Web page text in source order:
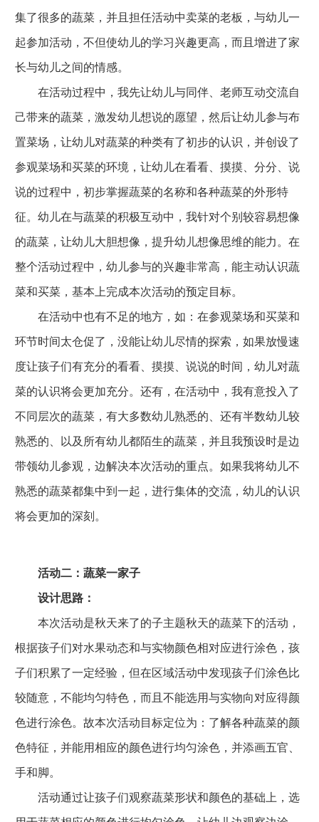
集了很多的蔬菜，并且担任活动中卖菜的老板，与幼儿一
起参加活动，不但使幼儿的学习兴趣更高，而且增进了家
长与幼儿之间的情感。
在活动过程中，我先让幼儿与同伴、老师互动交流自
己带来的蔬菜，激发幼儿想说的愿望，然后让幼儿参与布
置菜场，让幼儿对蔬菜的种类有了初步的认识，并创设了
参观菜场和买菜的环境，让幼儿在看看、摸摸、分分、说
说的过程中，初步掌握蔬菜的名称和各种蔬菜的外形特
征。幼儿在与蔬菜的积极互动中，我针对个别较容易想像
的蔬菜，让幼儿大胆想像，提升幼儿想像思维的能力。在
整个活动过程中，幼儿参与的兴趣非常高，能主动认识蔬
菜和买菜，基本上完成本次活动的预定目标。
在活动中也有不足的地方，如：在参观菜场和买菜和
环节时间太仓促了，没能让幼儿尽情的探索，如果放慢速
度让孩子们有充分的看看、摸摸、说说的时间，幼儿对蔬
菜的认识将会更加充分。还有，在活动中，我有意投入了
不同层次的蔬菜，有大多数幼儿熟悉的、还有半数幼儿较
熟悉的、以及所有幼儿都陌生的蔬菜，并且我预设时是边
带领幼儿参观，边解决本次活动的重点。如果我将幼儿不
熟悉的蔬菜都集中到一起，进行集体的交流，幼儿的认识
将会更加的深刻。
活动二：蔬菜一家子
设计思路：
本次活动是秋天来了的子主题秋天的蔬菜下的活动，
根据孩子们对水果动态和与实物颜色相对应进行涂色，孩
子们积累了一定经验，但在区域活动中发现孩子们涂色比
较随意，不能均匀特色，而且不能选用与实物向对应得颜
色进行涂色。故本次活动目标定位为：了解各种蔬菜的颜
色特征，并能用相应的颜色进行均匀涂色，并添画五官、
手和脚。
活动通过让孩子们观察蔬菜形状和颜色的基础上，选